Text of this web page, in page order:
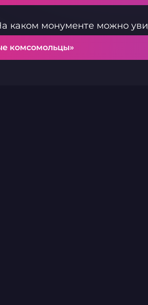
каком монументе можно
комсомольцы»